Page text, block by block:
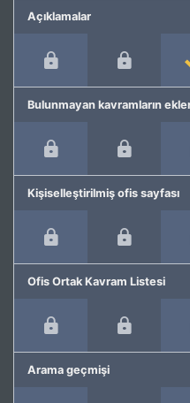
Açıklamalar
Bulunmayan kavramların
Kişiselleştirilmiş ofis sayfası
Ofis Ortak Kavram Listesi
Arama geçmişi